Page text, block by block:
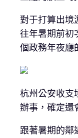
對于打算出境
往年暑期前初
個政務年夜廳
杭州公安收支
辦事，確定還
跟著暑期的鄰